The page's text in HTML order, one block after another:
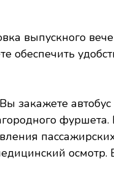
выпускного
обеспечить
закажете автобус
осмотр.